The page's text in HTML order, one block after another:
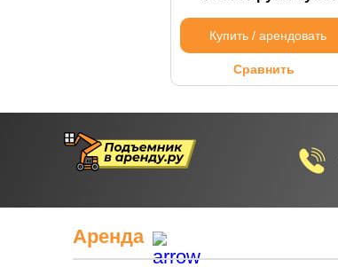
Купить / арендовать
Сравнить
Аренда